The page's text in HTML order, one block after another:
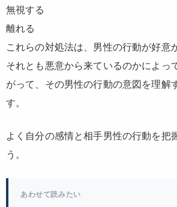
無視する
離れる
これらの対処法は、男性の行動が好意
それとも悪意から来ているのかによっ
がって、その男性の行動の意図を理解
す。
よく自分の感情と相手男性の行動を把
う。
あわせて読みたい